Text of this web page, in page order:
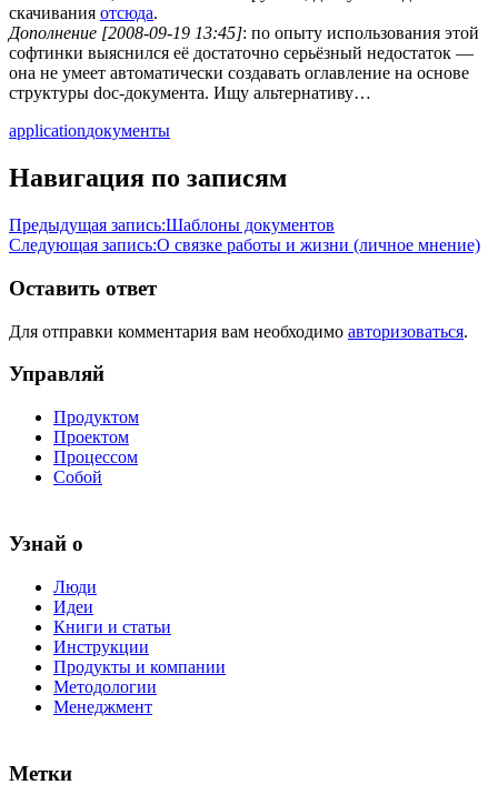
скачивания отсюда.
Дополнение [2008-09-19 13:45]: по опыту использования этой
софтинки выяснился её достаточно серьёзный недостаток —
она не умеет автоматически создавать оглавление на основе
структуры doc-документа. Ищу альтернативу…
applicationдокументы
Навигация по записям
Предыдущая запись:Шаблоны документов
Следующая запись:О связке работы и жизни (личное мнение)
Оставить ответ
Для отправки комментария вам необходимо авторизоваться.
Управляй
Продуктом
Проектом
Процессом
Собой
Узнай о
Люди
Идеи
Книги и статьи
Инструкции
Продукты и компании
Методологии
Менеджмент
Метки